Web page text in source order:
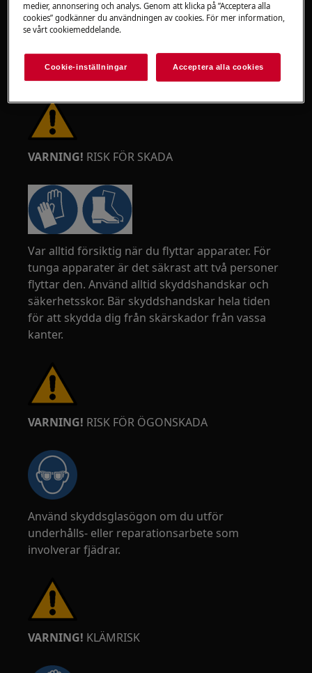
VARNING! RISK FÖR SKADA
Var alltid försiktig när du flyttar apparater. För
tunga apparater är det säkrast att två personer
flyttar den. Använd alltid skyddshandskar och
säkerhetsskor. Bär skyddshandskar hela tiden
för att skydda dig från skärskador från vassa
kanter.
VARNING! RISK FÖR ÖGONSKADA
Använd skyddsglasögon om du utför
underhålls- eller reparationsarbete som
involverar fjädrar.
VARNING! KLÄMRISK
medier, annonsering och analys. Genom att klicka på ”Acceptera alla
cookies” godkänner du användningen av cookies. För mer information,
se vårt cookiemeddelande.
Cookie-inställningar Acceptera alla cookies